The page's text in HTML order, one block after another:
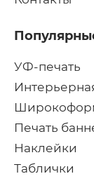
УФ-печать
Печать
Наклейки
Таблички